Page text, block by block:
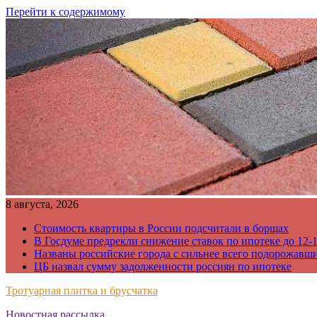
Перейти к содержимому
8 августа, 2026
Стоимость квартиры в России подсчитали в борщах
В Госдуме предрекли снижение ставок по ипотеке до 12-
Названы российские города с сильнее всего
ЦБ назвал сумму задолженности россиян по ипотеке
Тротуарная плитка и брусчатка
Новостная рассылка